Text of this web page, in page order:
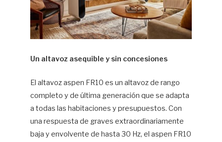
Un altavoz asequible y sin concesiones
El altavoz aspen FR10 es un altavoz de rango
completo y de última generación que se adapta
a todas las habitaciones y presupuestos. Con
una respuesta de graves extraordinariamente
baja y envolvente de hasta 30 Hz, el aspen FR10